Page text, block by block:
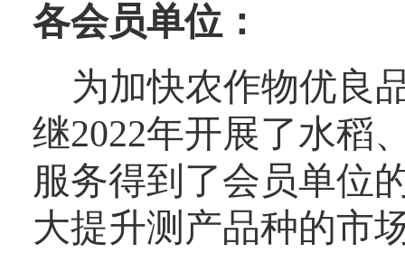
各会员单位：
为加快农作物优良
继2022年开展了水稻
服务得到了会员单位
大提升测产品种的市